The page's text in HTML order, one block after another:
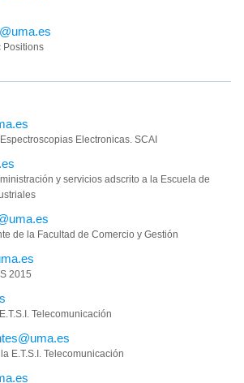
Positions
Electronicas. SCAI
y servicios adscrito a la Escuela de
de la Facultad de Comercio y Gestión
2015
Telecomunicación
E.T.S.I. Telecomunicación